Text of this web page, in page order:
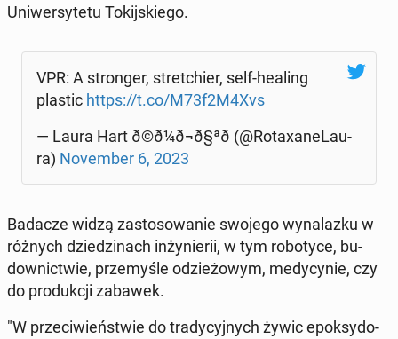
Uni­wer­sy­te­tu To­kij­skie­go.
VPR: A stron­ger, stret­chier, self-healing
plastic https://t.co/M73f2M4Xvs
— Laura Hart ð©ð¼‍ð¬ð§ªð (@Ro­ta­xa­ne­Lau­
ra) No­vem­ber 6, 2023
Badacze widzą za­sto­so­wa­nie swojego wy­na­laz­ku w
różnych dzie­dzi­nach in­ży­nie­rii, w tym ro­bo­ty­ce, bu­
dow­nic­twie, prze­my­śle odzie­żo­wym, me­dy­cy­nie, czy
do pro­duk­cji zabawek.
"W prze­ci­wień­stwie do tra­dy­cyj­nych żywic epok­sy­do­